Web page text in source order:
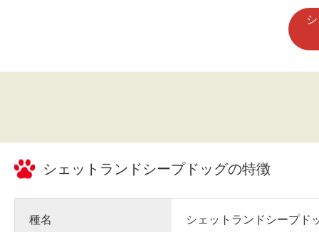
シェットランドシープドッグの特徴
種名 シェットランドシープド